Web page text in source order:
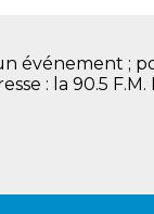
;
: la 90.5